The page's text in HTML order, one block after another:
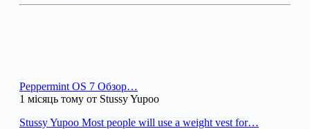
Peppermint OS 7 Обзор…
1 місяць тому от Stussy Yupoo
Stussy Yupoo Most people will use a weight vest for…